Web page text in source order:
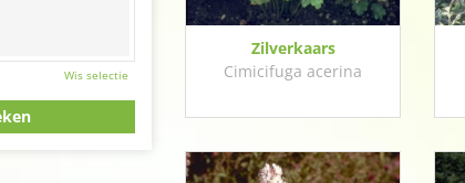
Zilverkaars
Cimicifuga acerina
Wis selectie